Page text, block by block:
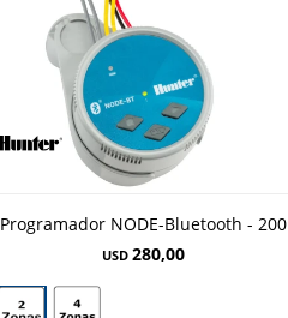
Programador NODE-Bluetooth - 200
USD 280,00